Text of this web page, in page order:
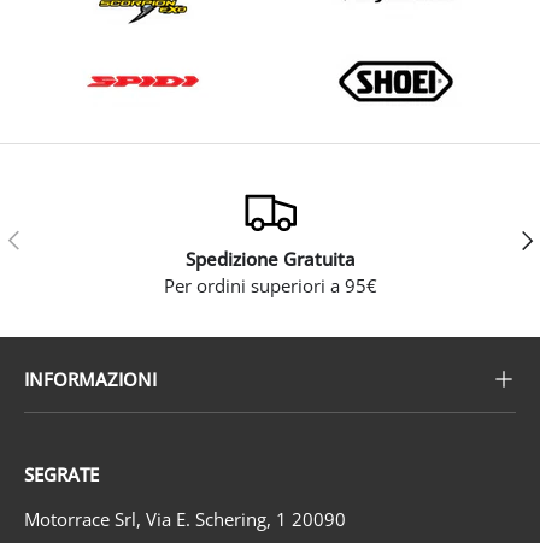
Indietro
Spedizione Gratuita
Per ordini superiori a 95€
INFORMAZIONI
SEGRATE
Motorrace Srl, Via E. Schering, 1 20090